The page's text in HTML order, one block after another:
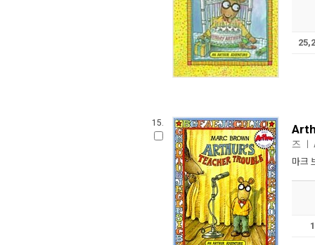
15.
즈
마크